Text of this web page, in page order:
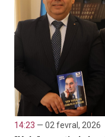
14:23 — 02 fevral, 2026